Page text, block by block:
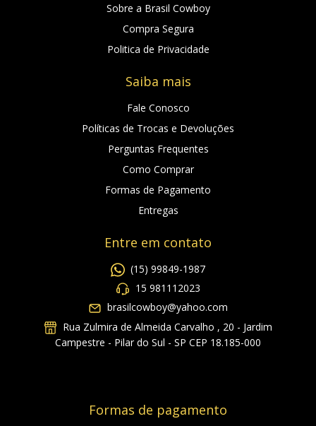
Sobre a Brasil Cowboy
Compra Segura
Politica de Privacidade
Saiba mais
Fale Conosco
Políticas de Trocas e Devoluções
Perguntas Frequentes
Como Comprar
Formas de Pagamento
Entregas
Entre em contato
(15) 99849-1987
15 981112023
brasilcowboy@yahoo.com
Rua Zulmira de Almeida Carvalho , 20 - Jardim
Campestre - Pilar do Sul - SP CEP 18.185-000
Formas de pagamento